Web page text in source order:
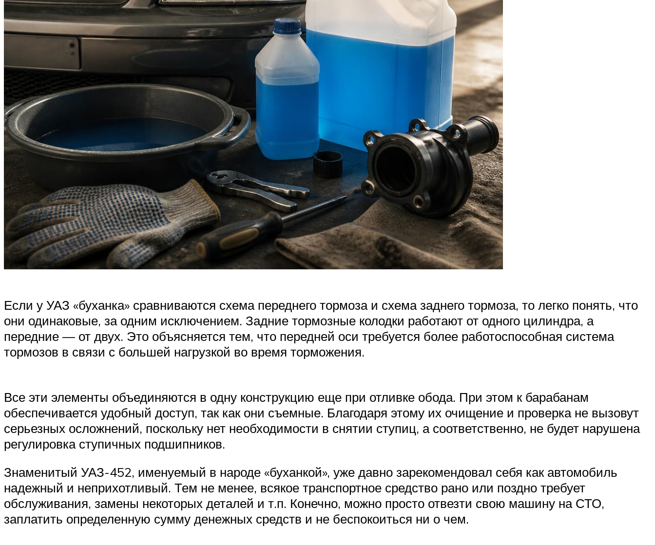
Если у УАЗ «буханка» сравниваются схема переднего тормоза и схема заднего тормоза, то легко понять, что
они одинаковые, за одним исключением. Задние тормозные колодки работают от одного цилиндра, а
передние — от двух. Это объясняется тем, что передней оси требуется более работоспособная система
тормозов в связи с большей нагрузкой во время торможения.
Все эти элементы объединяются в одну конструкцию еще при отливке обода. При этом к барабанам
обеспечивается удобный доступ, так как они съемные. Благодаря этому их очищение и проверка не вызовут
серьезных осложнений, поскольку нет необходимости в снятии ступиц, а соответственно, не будет нарушена
регулировка ступичных подшипников.
Знаменитый УАЗ-452, именуемый в народе «буханкой», уже давно зарекомендовал себя как автомобиль
надежный и неприхотливый. Тем не менее, всякое транспортное средство рано или поздно требует
обслуживания, замены некоторых деталей и т.п. Конечно, можно просто отвезти свою машину на СТО,
заплатить определенную сумму денежных средств и не беспокоиться ни о чем.